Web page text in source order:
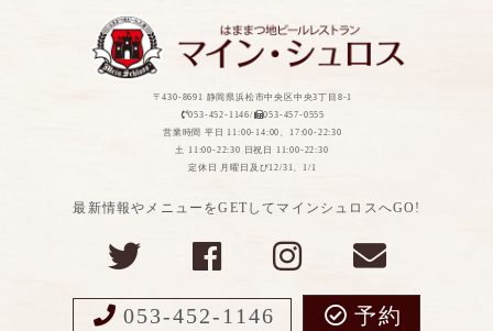
〒430-8691 静岡県浜松市中央区中央3丁目8-1
053-452-1146/
053-457-0555
営業時間 平日 11:00-14:00、17:00-22:30
土 11:00-22:30 日祝日 11:00-22:30
定休日 月曜日及び12/31、1/1
最新情報やメニューをGETしてマインシュロスへGO!
053-452-1146 予約